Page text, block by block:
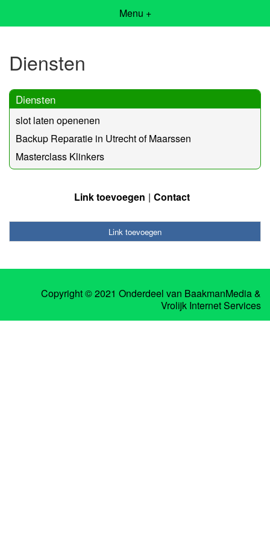
Menu +
Diensten
Diensten
slot laten openenen
Backup Reparatie in Utrecht of Maarssen
Masterclass Klinkers
Link toevoegen Contact
Link toevoegen
Copyright © 2021 Onderdeel van BaakmanMedia&
Vrolijk Internet Services